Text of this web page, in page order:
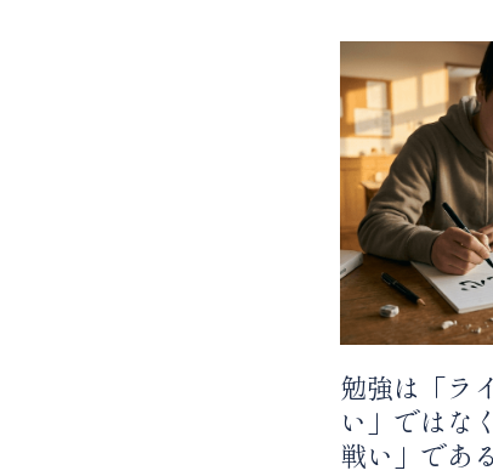
勉強は「ラ
い」ではな
戦い」である